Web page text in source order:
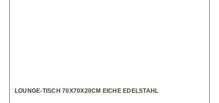
LOUNGE-TISCH 70X70X20CM EICHE EDELSTAHL